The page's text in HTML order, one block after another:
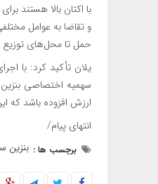
با اکتان بالا هستند
و تقاضا به عوامل
حمل تا محل‌های توزیع
یلان تأکید کرد: با
سهمیه اختصاصی
ارزش افزوده باشد که
انتهای پیام/
برچسب ها : بنزین